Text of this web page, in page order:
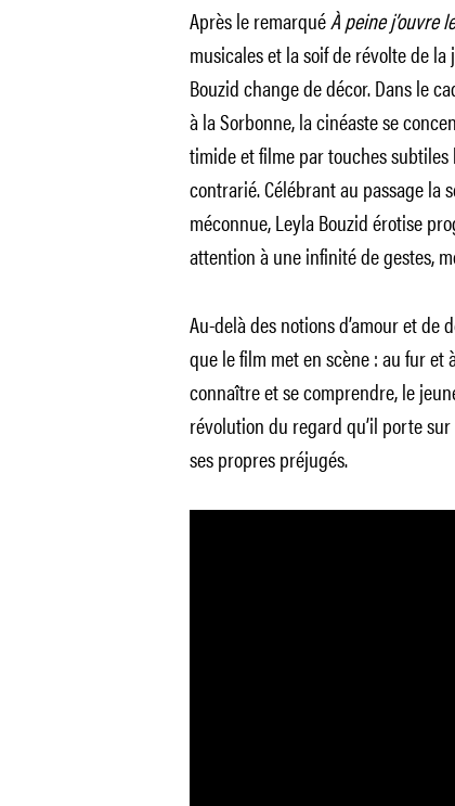
Après le remarquéÀ peine j’ouvre
musicales et la soif de révolte de
Bouzid change de décor. Dans le
à la Sorbonne, la cinéaste se
timide et filme par touches
contrarié. Célébrant au passage la
méconnue, Leyla Bouzid érotise
attention à une infinité de gestes,
Au-delà des notions d’amour et de
que le film met en scène : au fur et
connaître et se comprendre, le
révolution du regard qu’il porte
ses propres préjugés.